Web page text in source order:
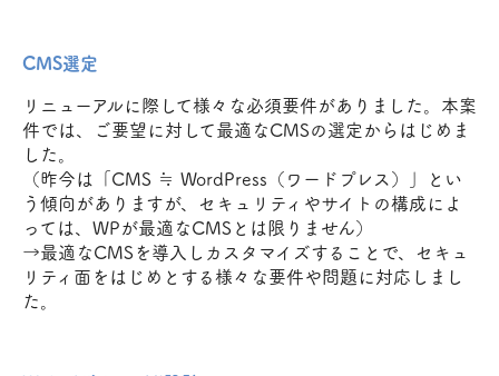
CMS選定
リニューアルに際して様々な必須要件がありました。本案
件では、ご要望に対して最適なCMSの選定からはじめま
した。
（昨今は「CMS ≒ WordPress（ワードプレス）」とい
う傾向がありますが、セキュリティやサイトの構成によ
っては、WPが最適なCMSとは限りません）
→最適なCMSを導入しカスタマイズすることで、セキュ
リティ面をはじめとする様々な要件や問題に対応しまし
た。